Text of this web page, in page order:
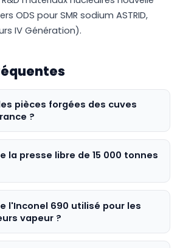
ODS pour SMR sodium ASTRID,
IV Génération).
pièces forgées des cuves
?
la presse libre de 15 000 tonnes
l'Inconel 690 utilisé pour les
vapeur ?